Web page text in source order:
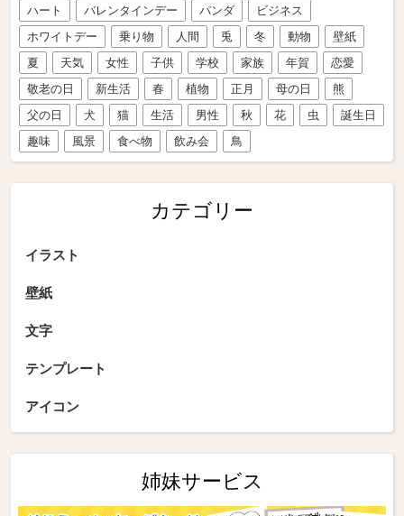
ハート
バレンタインデー パンダ
ビジネス
ホワイトデー
乗り物 人間 兎 冬 動物
壁紙
夏
天気 女性 子供 学校 家族 年賀
恋愛
敬老の日
新生活 春 植物 正月 母の日
熊
父の日
犬 猫 生活 男性 秋 花 虫
誕生日
趣味
風景 食べ物 飲み会 鳥
カテゴリー
イラスト
壁紙
文字
テンプレート
アイコン
姉妹サービス